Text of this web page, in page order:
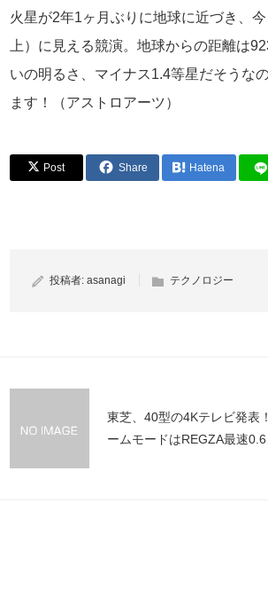
火星が2年1ヶ月ぶりに地球に近づき、
上）に見える競演。地球からの距離は
いの明るさ、マイナス1.4等星だそうな
ます！（アストロアーツ）
Post Share Hatena
投稿者: asanagi テクノロジー
東芝、40型の4Kテレビ発表
ームモードはREGZA最速0.6